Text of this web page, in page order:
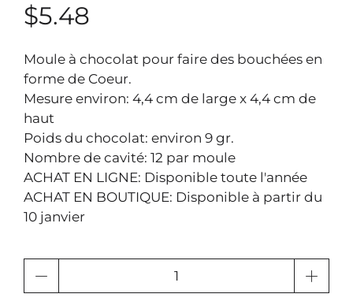
$5.48
Moule à chocolat pour faire des bouchées en
forme de Coeur.
Mesure environ: 4,4 cm de large x 4,4 cm de
haut
Poids du chocolat: environ 9 gr.
Nombre de cavité: 12 par moule
ACHAT EN LIGNE: Disponible toute l'année
ACHAT EN BOUTIQUE: Disponible à partir du
10 janvier